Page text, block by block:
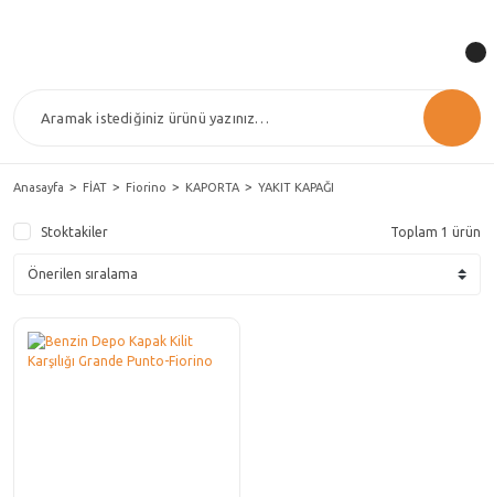
Anasayfa FİAT Fiorino KAPORTA YAKIT KAPAĞI
Stoktakiler Toplam 1 ürün